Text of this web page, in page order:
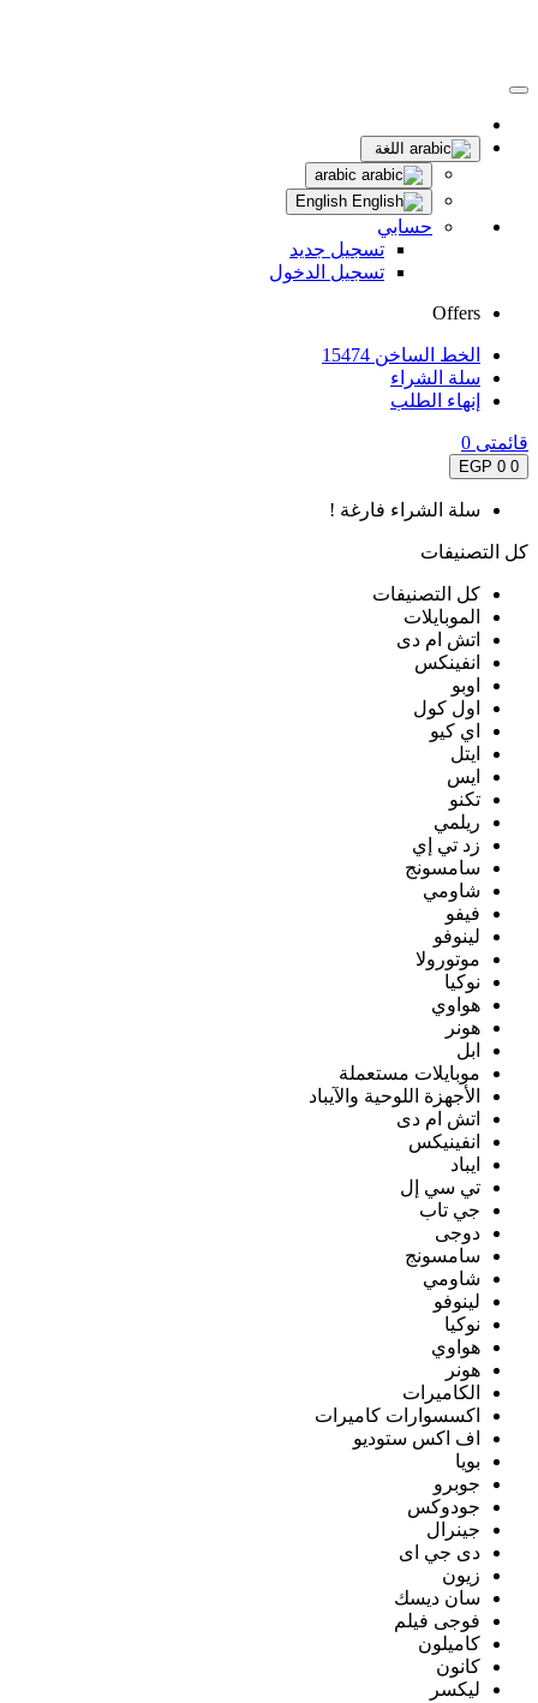
اللغة
حسابي
تسجيل جديد
تسجيل الدخول
Offers
الخط الساخن 15474
سلة الشراء
إنهاء الطلب
قائمتى 0
0
0 EGP
سلة الشراء فارغة !
كل التصنيفات
كل التصنيفات
الموبايلات
اتش ام دى
انفينكس
اوبو
اول كول
اي كيو
ايتل
ايس
تكنو
ريلمي
زد تي إي
سامسونج
شاومي
فيفو
لينوفو
موتورولا
نوكيا
هواوي
هونر
ابل
موبايلات مستعملة
الأجهزة اللوحية والآيباد
اتش ام دى
انفينيكس
ايباد
تي سي إل
جي تاب
دوجى
سامسونج
شاومي
لينوفو
نوكيا
هواوي
هونر
الكاميرات
اكسسوارات كاميرات
اف اكس ستوديو
بويا
جوبرو
جودوكس
جينرال
دى جي اى
زيون
سان ديسك
فوجى فيلم
كاميلون
كانون
ليكسر